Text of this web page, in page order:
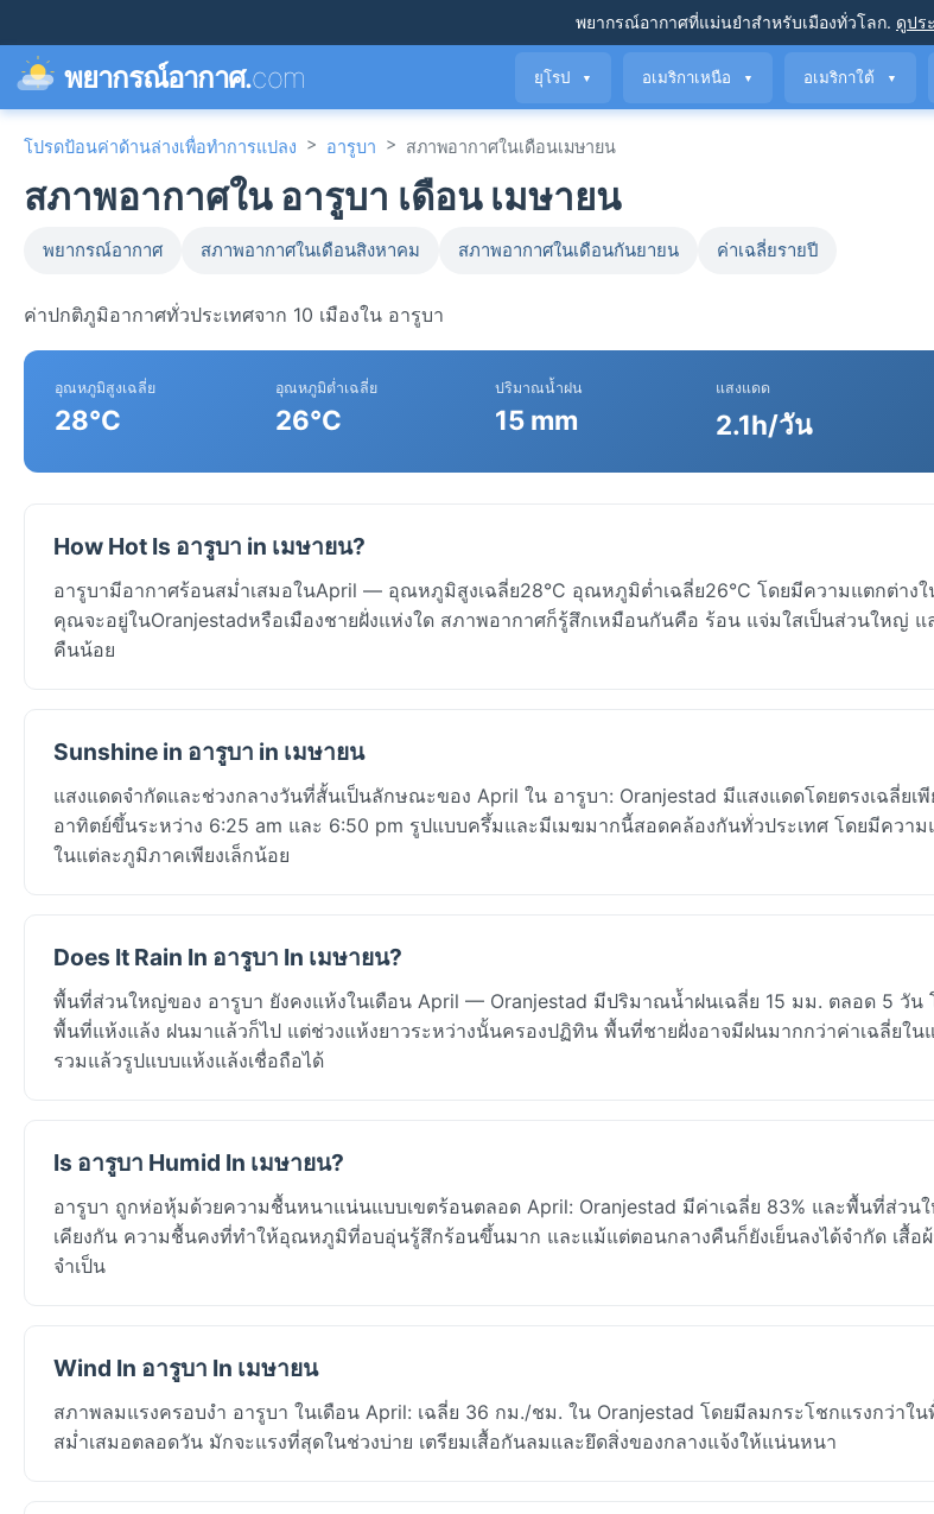
พยากรณ์อากาศที่แม่นยำสำหรับเมืองทั่วโลก. ดูปร
พยากรณ์อากาศ.com ยุโรป ▼ อเมริกาเหนือ ▼ อเมริกาใต้ ▼
โปรดป้อนค่าด้านล่างเพื่อทำการแปลง > อารูบา > สภาพอากาศในเดือนเมษายน
สภาพอากาศใน อารูบา เดือน เมษายน
พยากรณ์อากาศ สภาพอากาศในเดือนสิงหาคม สภาพอากาศในเดือนกันยายน ค่าเฉลี่ยรายปี
ค่าปกติภูมิอากาศทั่วประเทศจาก 10 เมืองใน อารูบา
อุณหภูมิสูงเฉลี่ย
28°C
อุณหภูมิต่ำเฉลี่ย
26°C
ปริมาณน้ำฝน
15 mm
แสงแดด
2.1h/วัน
How Hot Is อารูบา in เมษายน?
อารูบามีอากาศร้อนสม่ำเสมอในApril — อุณหภูมิสูงเฉลี่ย28°C อุณหภูมิต่ำเฉลี่ย26°C โดยมีความแตกต่าง
คุณจะอยู่ในOranjestadหรือเมืองชายฝั่งแห่งใด สภาพอากาศก็รู้สึกเหมือนกันคือ ร้อน แจ่มใสเป็นส่วนใหญ่ แ
คืนน้อย
Sunshine in อารูบา in เมษายน
แสงแดดจำกัดและช่วงกลางวันที่สั้นเป็นลักษณะของ April ใน อารูบา: Oranjestad มีแสงแดดโดยตรงเฉลี่ยเพี
อาทิตย์ขึ้นระหว่าง 6:25 am และ 6:50 pm รูปแบบครึ้มและมีเมฆมากนี้สอดคล้องกันทั่วประเทศ โดยมีควา
ในแต่ละภูมิภาคเพียงเล็กน้อย
Does It Rain In อารูบา In เมษายน?
พื้นที่ส่วนใหญ่ของ อารูบา ยังคงแห้งในเดือน April — Oranjestad มีปริมาณน้ำฝนเฉลี่ย 15 มม. ตลอด 5 วัน
พื้นที่แห้งแล้ง ฝนมาแล้วก็ไป แต่ช่วงแห้งยาวระหว่างนั้นครองปฏิทิน พื้นที่ชายฝั่งอาจมีฝนมากกว่าค่าเฉลี่ยใน
รวมแล้วรูปแบบแห้งแล้งเชื่อถือได้
Is อารูบา Humid In เมษายน?
อารูบา ถูกห่อหุ้มด้วยความชื้นหนาแน่นแบบเขตร้อนตลอด April: Oranjestad มีค่าเฉลี่ย 83% และพื้นที่ส่วน
เคียงกัน ความชื้นคงที่ทำให้อุณหภูมิที่อบอุ่นรู้สึกร้อนขึ้นมาก และแม้แต่ตอนกลางคืนก็ยังเย็นลงได้จำกัด เสื้อผ้
จำเป็น
Wind In อารูบา In เมษายน
สภาพลมแรงครอบงำ อารูบา ในเดือน April: เฉลี่ย 36 กม./ชม. ใน Oranjestad โดยมีลมกระโชกแรงกว่าใ
สม่ำเสมอตลอดวัน มักจะแรงที่สุดในช่วงบ่าย เตรียมเสื้อกันลมและยึดสิ่งของกลางแจ้งให้แน่นหนา